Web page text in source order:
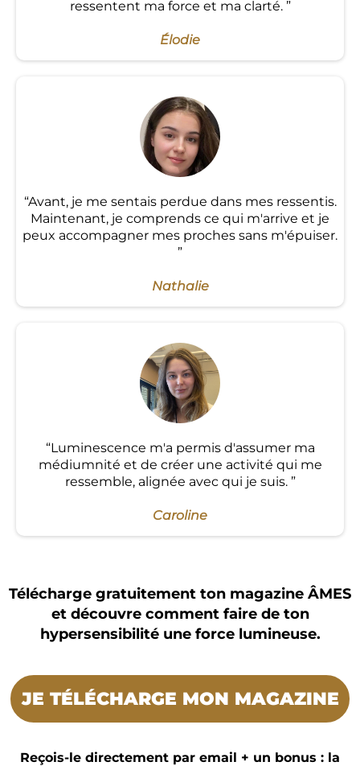
ressentent ma force et ma clarté. ”
Élodie
“Avant, je me sentais perdue dans mes ressentis.
Maintenant, je comprends ce qui m'arrive et je
peux accompagner mes proches sans m'épuiser.
”
Nathalie
“Luminescence m'a permis d'assumer ma
médiumnité et de créer une activité qui me
ressemble, alignée avec qui je suis. ”
Caroline
Télécharge gratuitement ton magazine ÂMES
et découvre comment faire de ton
hypersensibilité une force lumineuse.
JE TÉLÉCHARGE MON MAGAZINE
Reçois-le directement par email + un bonus : la